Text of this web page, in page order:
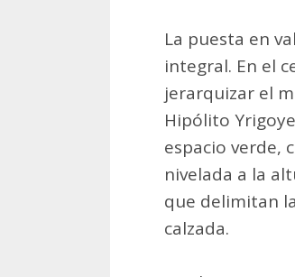
La puesta en
integral. En el
jerarquizar el
Hipólito
espacio verde,
nivelada a la
que delimitan
calzada.